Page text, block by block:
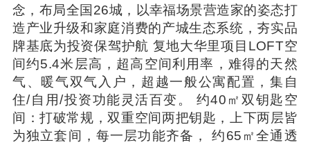
念，布局全国26城，以幸福场景营造家的姿态打
造产业升级和家庭消费的产城生态系统，夯实品
牌基底为投资保驾护航 复地大华里项目LOFT空
间约5.4米层高，超高空间利用率，难得的天然
气、暖气双气入户，超越一般公寓配置，集自
住/自用/投资功能灵活百变。 约40㎡双钥匙空
间：打破常规，双重空间两把钥匙，上下两层皆
为独立套间，每一层功能齐备， 约65㎡全通透